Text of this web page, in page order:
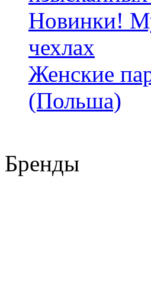
Новинки!
чехлах
Женские
(Польша)
Бренды